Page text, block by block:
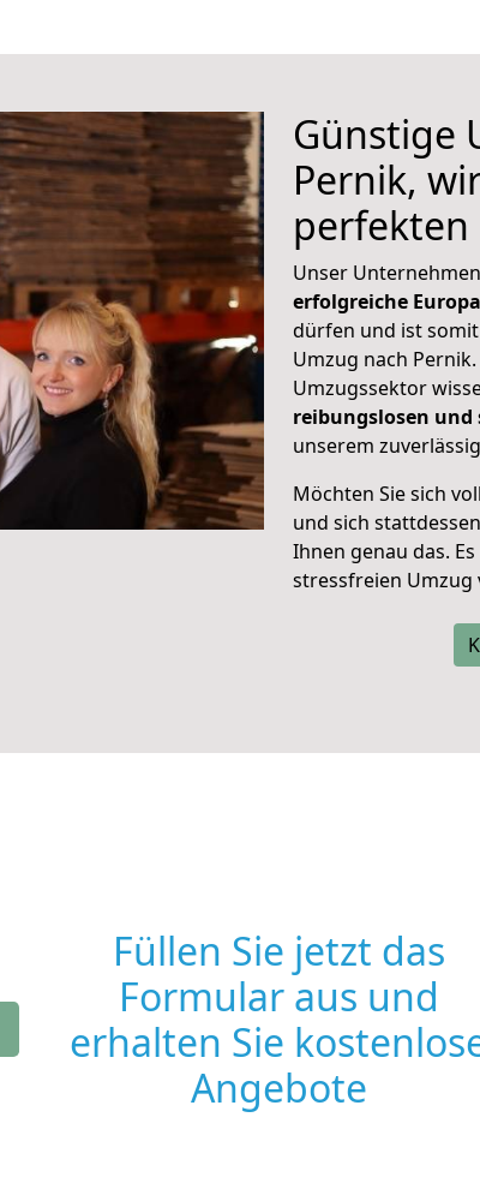
Günstige
Pernik,
perfekten
Unser
erfolgreiche
dürfen und ist
Umzug nach
Umzugssektor
reibungslosen und
unserem
Möchten Sie sich
und sich stattdessen
Ihnen genau das.
stressfreien Umzug
Füllen Sie jetzt das
Formular aus und
erhalten Sie
Angebote